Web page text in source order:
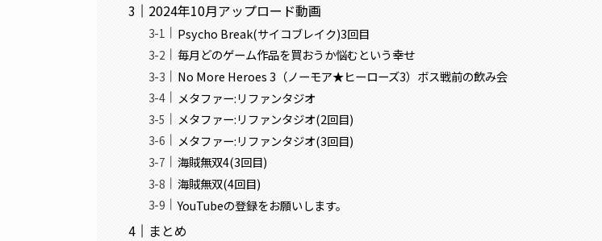
2024年10月アップロード動画
Psycho Break(サイコブレイク)3回目
毎月どのゲーム作品を買おうか悩むという幸せ
No More Heroes 3（ノーモア★ヒーローズ3）ボス戦前の飲み会
メタファー:リファンタジオ
メタファー:リファンタジオ(2回目)
メタファー:リファンタジオ(3回目)
海賊無双4(3回目)
海賊無双(4回目)
YouTubeの登録をお願いします。
まとめ